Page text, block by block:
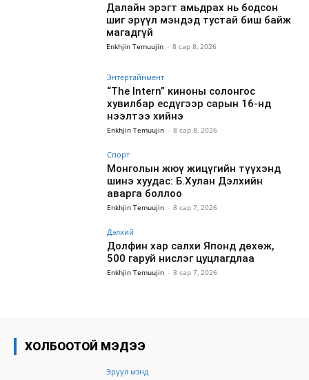
Далайн эрэгт амьдрах нь бодсон
шиг эрүүл мэндэд тустай биш байж
магадгүй
Enkhjin Temuujin - 8 сар 8, 2026
Энтертайнмент
“The Intern” киноны солонгос
хувилбар есдүгээр сарын 16-нд
нээлтээ хийнэ
Enkhjin Temuujin - 8 сар 8, 2026
Спорт
Монголын жюү жицүгийн түүхэнд
шинэ хуудас: Б.Хулан Дэлхийн
аварга боллоо
Enkhjin Temuujin - 8 сар 7, 2026
Дэлхий
Долфин хар салхи Японд дөхөж,
500 гаруй нислэг цуцлагдлаа
Enkhjin Temuujin - 8 сар 7, 2026
ХОЛБООТОЙ МЭДЭЭ
Эрүүл мэнд